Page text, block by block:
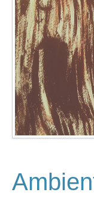
CEBS
Oferta
Galeria
Notícias